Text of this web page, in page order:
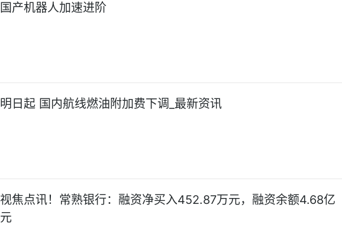
国产机器人加速进阶
明日起 国内航线燃油附加费下调_最新资讯
视焦点讯！常熟银行：融资净买入452.87万元，融资余额4.68亿
元